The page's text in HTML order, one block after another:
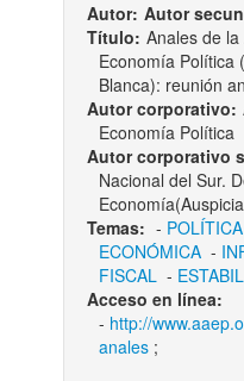
Autor: Autor
Título: Anales de
Economía Política
Blanca): reunión
Autor corporativo:
Economía Política
Autor corporativo
Nacional del Sur.
Temas: - POLÍTICA
ECONÓMICA-
FISCAL-
Acceso en línea:
- http://
anales ;